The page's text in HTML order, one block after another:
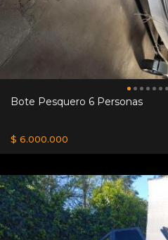
Bote Pesquero 6 Personas
$ 6.000.000